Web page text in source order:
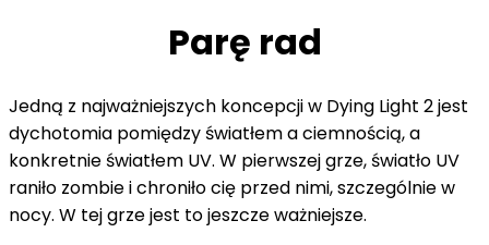
Parę rad
Jedną z najważniejszych koncepcji w Dying Light 2 jest
dychotomia pomiędzy światłem a ciemnością, a
konkretnie światłem UV. W pierwszej grze, światło UV
raniło zombie i chroniło cię przed nimi, szczególnie w
nocy. W tej grze jest to jeszcze ważniejsze.